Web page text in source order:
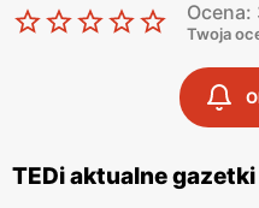
zabawki i artykuły biurowe.
, które
najnowszych ofertach i
ukazują się co dwa
śledzenie aktualnych
na szeroki asortyment
Ocena:
Twoja
TEDi aktualne